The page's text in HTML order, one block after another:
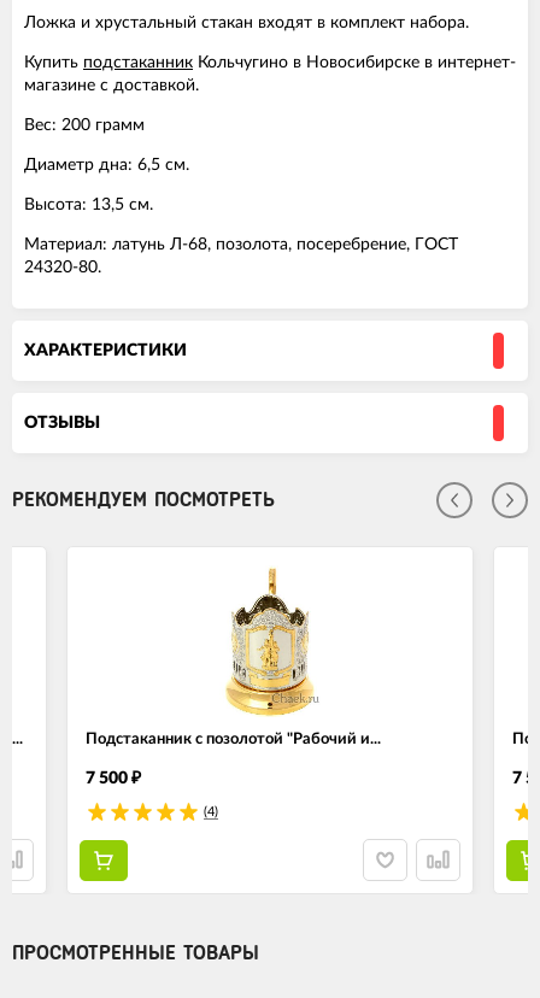
Ложка и хрустальный стакан входят в комплект набора.
Купить подстаканник Кольчугино в Новосибирске в интернет-
магазине с доставкой.
Вес: 200 грамм
Диаметр дна: 6,5 см.
Высота: 13,5 см.
Материал: латунь Л-68, позолота, посеребрение, ГОСТ
24320-80.
ХАРАКТЕРИСТИКИ
ОТЗЫВЫ
РЕКОМЕНДУЕМ ПОСМОТРЕТЬ
Подстаканник с позолотой "Рабочий и...
7 500 ₽
(4)
7
ПРОСМОТРЕННЫЕ ТОВАРЫ